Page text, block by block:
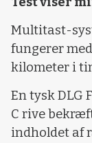
Multitast-
fungerer
kilometer i
En tysk DLG
C rive
indholdet af